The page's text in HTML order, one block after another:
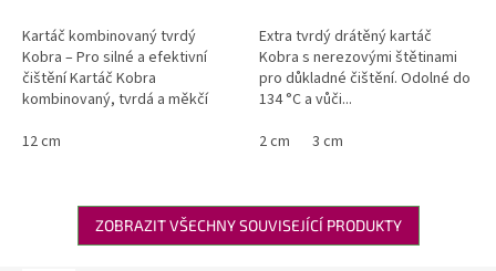
Kartáč kombinovaný tvrdý
Kobra – Pro silné a efektivní
čištění Kartáč Kobra
kombinovaný, tvrdá a měkčí
12 cm
Extra tvrdý drátěný kartáč
Kobra s nerezovými štětinami
pro důkladné čištění. Odolné do
134 °C a vůči...
2 cm
3 cm
ZOBRAZIT VŠECHNY SOUVISEJÍCÍ PRODUKTY